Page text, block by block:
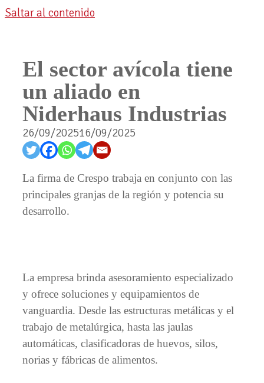
Saltar al contenido
El sector avícola tiene
un aliado en
Niderhaus Industrias
26/09/202516/09/2025
La firma de Crespo trabaja en conjunto con las
principales granjas de la región y potencia su
desarrollo.
La empresa brinda asesoramiento especializado
y ofrece soluciones y equipamientos de
vanguardia. Desde las estructuras metálicas y el
trabajo de metalúrgica, hasta las jaulas
automáticas, clasificadoras de huevos, silos,
norias y fábricas de alimentos.